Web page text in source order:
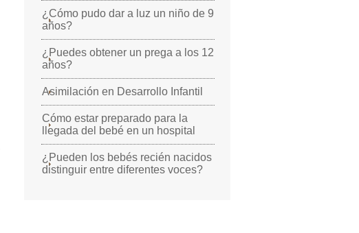
¿Cómo pudo dar a luz un niño de 9
años?
¿Puedes obtener un prega a los 12
años?
Asimilación en Desarrollo Infantil
Cómo estar preparado para la
llegada del bebé en un hospital
¿Pueden los bebés recién nacidos
distinguir entre diferentes voces?